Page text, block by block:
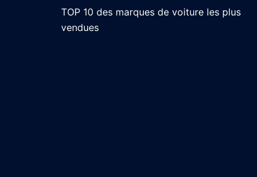
TOP 10 des marques de voiture les plus
vendues